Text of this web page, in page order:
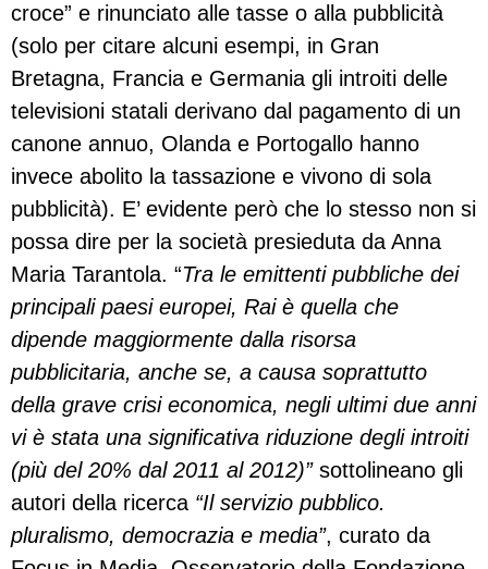
croce” e rinunciato alle tasse o alla pubblicità
(solo per citare alcuni esempi, in Gran
Bretagna, Francia e Germania gli introiti delle
televisioni statali derivano dal pagamento di un
canone annuo, Olanda e Portogallo hanno
invece abolito la tassazione e vivono di sola
pubblicità). E’ evidente però che lo stesso non si
possa dire per la società presieduta da Anna
Maria Tarantola. “Tra le emittenti pubbliche dei
principali paesi europei, Rai è quella che
dipende maggiormente dalla risorsa
pubblicitaria, anche se, a causa soprattutto
della grave crisi economica, negli ultimi due anni
vi è stata una significativa riduzione degli introiti
(più del 20% dal 2011 al 2012)”sottolineano gli
autori della ricerca “Il servizio pubblico.
pluralismo, democrazia e media”, curato da